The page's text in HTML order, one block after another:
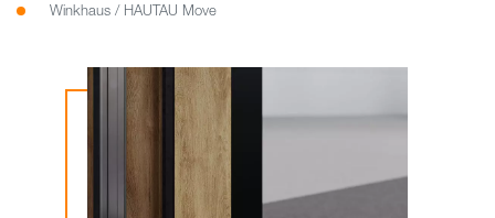
Winkhaus / HAUTAU Move